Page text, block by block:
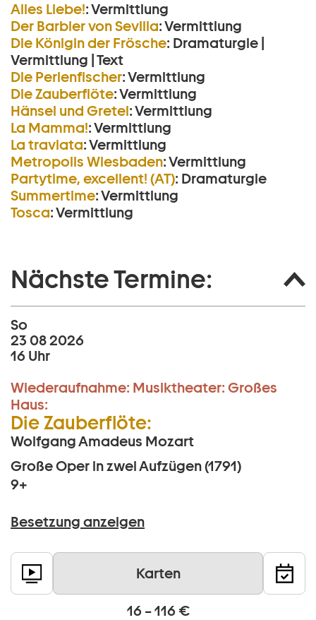
Alles Liebe!:Vermittlung
Der Barbier von Sevilla:Vermittlung
Die Königin der Frösche: Dramaturgie |
Vermittlung | Text
Die Perlen­fischer:Vermittlung
Die Zauberflöte:Vermittlung
Hänsel und Gretel:Vermittlung
La Mamma!:Vermittlung
La traviata:Vermittlung
Metropolis Wiesbaden:Vermittlung
Partytime, excellent! (AT): Dramaturgie
Summertime:Vermittlung
Tosca:Vermittlung
Nächste Termine:
So
23 08 2026
16 Uhr
Wiederaufnahme: Musiktheater: Großes
Haus:
Die Zauberflöte:
Wolfgang Amadeus Mozart
Große Oper in zwei Aufzügen (1791)
9+
Besetzung anzeigen
Karten
16 – 116 €